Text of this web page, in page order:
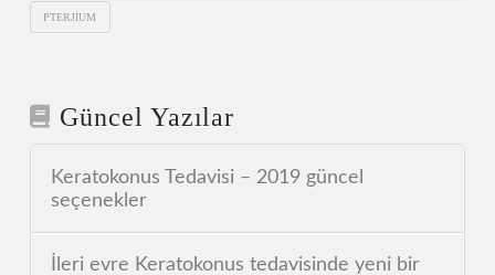
PTERJIUM
Güncel Yazılar
Keratokonus Tedavisi – 2019 güncel
seçenekler
İleri evre Keratokonus tedavisinde yeni bir